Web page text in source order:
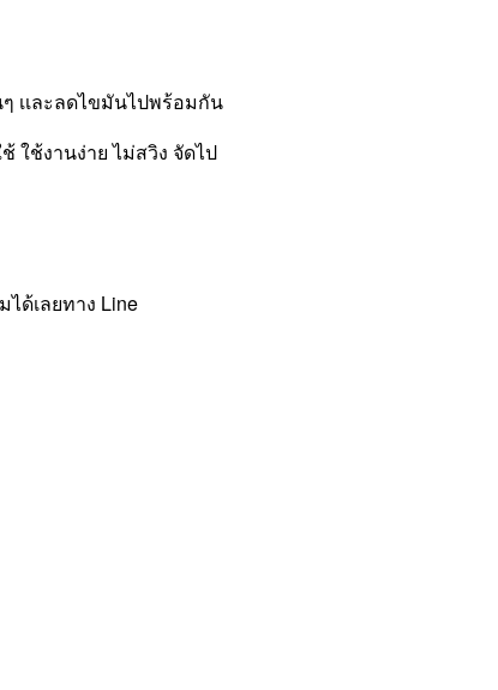
เเละลดไขมันไปพร้อมกัน
ใช้งานง่าย ไม่สวิง จัดไป
ได้เลยทาง Line